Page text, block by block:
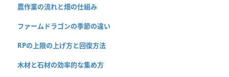
農作業の流れと畑の仕組み
ファームドラゴンの季節の違い
RPの上限の上げ方と回復方法
木材と石材の効率的な集め方